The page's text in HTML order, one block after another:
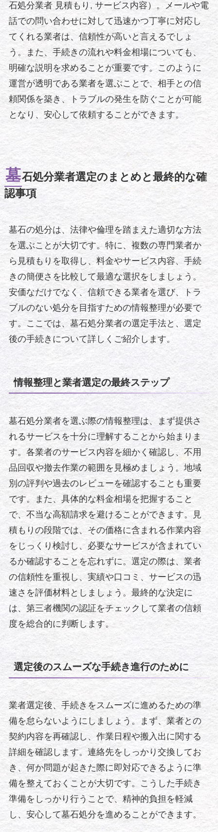
石処分業者 見積もり, サービス内容）。メールや電
話での問い合わせに対して迅速かつ丁寧に対応し
てくれる業者は、信頼性が高いと言えるでしょ
う。また、手続きの流れや料金相場についても、
明確な説明を求めることが重要です。このように
運営が透明である業者を選ぶことで、相手との信
頼関係を築き、トラブルの発生を防ぐことが可能
となり、安心して依頼することができます。
墓石処分業者選定のまとめと最終的な確
認事項
墓石の処分は、法律や倫理を踏まえた適切な方法
を選ぶことが大切です。特に、複数の専門業者か
ら見積もりを取得し、料金やサービス内容、手続
きの簡便さを比較して最適な選択をしましょう。
安価なだけでなく、信頼できる業者を選び、トラ
ブルのない処分を目指すための情報整理が必要で
す。ここでは、墓石処分業者の選定手法と、選定
後の手続きについて詳しくご紹介します。
情報整理と業者選定の最終ステップ
墓石処分業者を選ぶ際の情報整理は、まず提供さ
れるサービスを十分に理解することから始まりま
す。各業者のサービス内容を細かく確認し、不用
品回収や撤去作業の範囲を見極めましょう。地域
別の評判や過去のレビューを確認することも重要
です。また、具体的な料金相場を把握すること
で、不当な高額請求を避けることができます。見
積もりの段階では、その価格に含まれる作業内容
をじっくり検討し、必要なサービスが含まれてい
るか確認することを忘れずに。選定の際は、業者
の信頼性を重視し、実績や口コミ、サービスの迅
速さを評価材料としましょう。最終的な決定に
は、第三者機関の認証をチェックして業者の信頼
度を総合的に判断します。
選定後のスムーズな手続き進行のために
業者選定後、手続きをスムーズに進めるための準
備を怠らないようにしましょう。まず、業者との
契約内容を再確認し、作業日程や搬入出に関する
詳細を確認します。連絡先をしっかり交換してお
き、何か問題が起きた際に即対応できるように準
備を整えておくことが大切です。こうした手続き
準備をしっかり行うことで、精神的負担を軽減
し、安心して墓石処分を進めることができます。